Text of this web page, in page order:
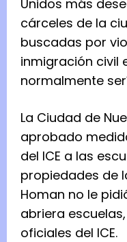
Unidos más
cárceles de la
buscadas por
inmigración civil
normalmente
La Ciudad de
aprobado
del ICE a las
propiedades de
Homan no le
abriera
oficiales del ICE.